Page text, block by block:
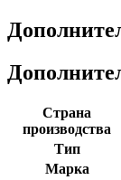
Страна
производства
Тип
Марка